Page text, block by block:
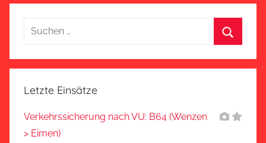
Suchen
Letzte Einsätze
Verkehrssicherung nach VU: B64 (Wenzen
> Eimen)